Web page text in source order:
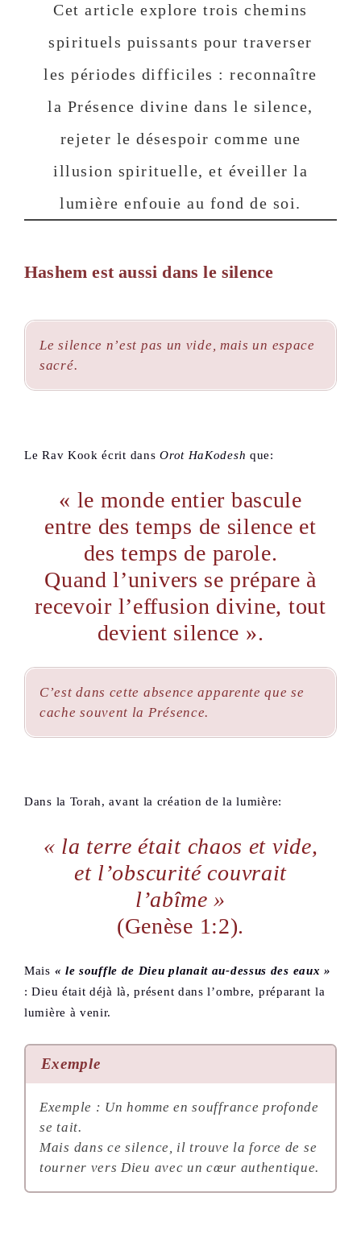
Cet article explore trois chemins
spirituels puissants pour traverser
les périodes difficiles : reconnaître
la Présence divine dans le silence,
rejeter le désespoir comme une
illusion spirituelle, et éveiller la
lumière enfouie au fond de soi.
Hashem est aussi dans le silence
Le silence n’est pas un vide, mais un espace
sacré.
Le Rav Kook écrit dansOrot HaKodesh que:
« le monde entier bascule
entre des temps de silence et
des temps de parole.
Quand l’univers se prépare à
recevoir l’effusion divine, tout
devient silence ».
C’est dans cette absence apparente que se
cache souvent la Présence.
Dans la Torah, avant la création de la lumière:
« la terre était chaos et vide,
et l’obscurité couvrait
l’abîme »
(Genèse 1:2).
Mais « le souffle de Dieu planait au-dessus des eaux »
: Dieu était déjà là, présent dans l’ombre, préparant la
lumière à venir.
Exemple
Exemple : Un homme en souffrance profonde
se tait.
Mais dans ce silence, il trouve la force de se
tourner vers Dieu avec un cœur authentique.